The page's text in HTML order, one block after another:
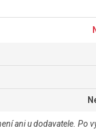
ani u dodavatele. Po